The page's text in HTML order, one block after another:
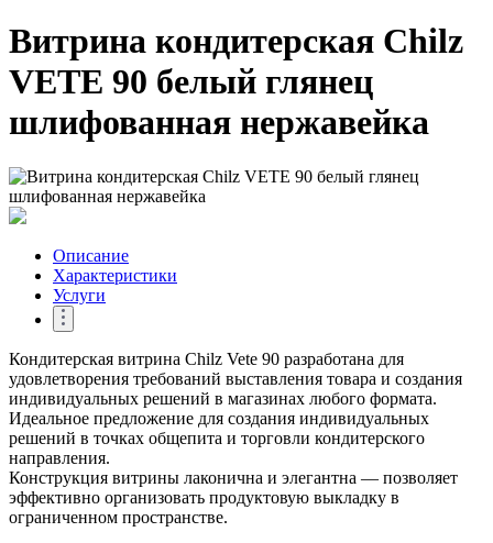
Витрина кондитерская Chilz
VETE 90 белый глянец
шлифованная нержавейка
Описание
Характеристики
Услуги
​Кондитерская витрина Chilz Vete 90 разработана для
удовлетворения требований выставления товара и создания
индивидуальных решений в магазинах любого формата.
Идеальное предложение для создания индивидуальных
решений в точках общепита и торговли кондитерского
направления.
Конструкция витрины лаконична и элегантна — позволяет
эффективно организовать продуктовую выкладку в
ограниченном пространстве.